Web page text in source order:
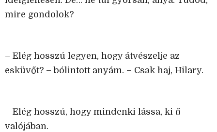
mire gondolok?
– Elég hosszú legyen, hogy átvészelje az
esküvőt? – bólintott anyám. – Csak haj, Hilary.
– Elég hosszú, hogy mindenki lássa, ki ő
valójában.